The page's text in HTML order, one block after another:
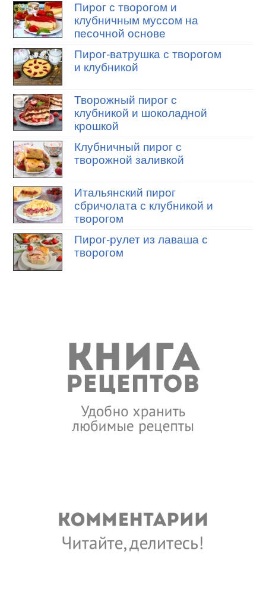
Пирог с творогом и
клубничным муссом на
песочной основе
Пирог-ватрушка с творогом
и клубникой
Творожный пирог с
клубникой и шоколадной
крошкой
Клубничный пирог с
творожной заливкой
Итальянский пирог
сбричолата с клубникой и
творогом
Пирог-рулет из лаваша с
творогом